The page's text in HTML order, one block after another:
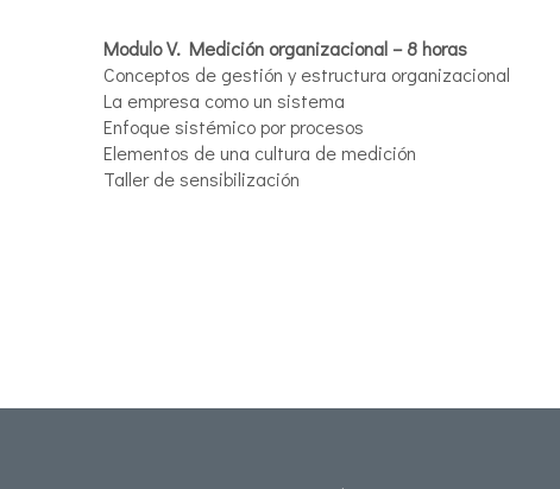
Modulo V. Medición organizacional – 8 horas
Conceptos de gestión y estructura organizacional
La empresa como un sistema
Enfoque sistémico por procesos
Elementos de una cultura de medición
Taller de sensibilización